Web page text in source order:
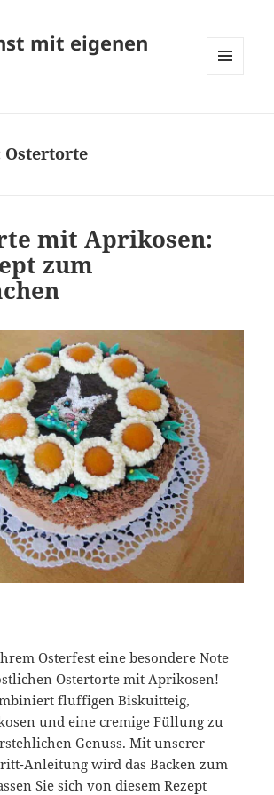
mit eigenen
Ostertorte
mit Aprikosen:
zum
Osterfest eine besondere Note
Ostertorte mit Aprikosen!
fluffigen Biskuitteig,
und eine cremige Füllung zu
Genuss. Mit unserer
Anleitung wird das Backen zum
Sie sich von diesem Rezept